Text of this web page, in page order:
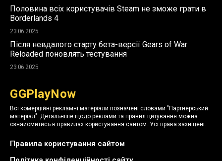
Половина всіх користувачів Steam не зможе грати в
Borderlands 4
23.06.2025
Після невдалого старту бета-версії Gears of War
Reloaded поновлять тестування
23.06.2025
GGPlayNow
Всі комерційні рекламні матеріали позначені словами "Партнерський
матеріал". Детальніше щодо реклами та правил цитування можна
ознайомитись в правилах користування сайтом. Усі права захищені.
Правила користування сайтом